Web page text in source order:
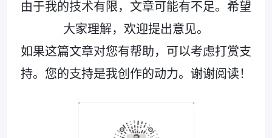
由于我的技术有限，文章可能有不足。希望
大家理解，欢迎提出意见。
如果这篇文章对您有帮助，可以考虑打赏支
持。您的支持是我创作的动力。谢谢阅读！